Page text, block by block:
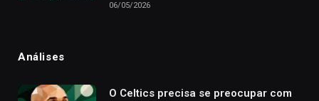
06/05/2026
Análises
O Celtics precisa se preocupar com